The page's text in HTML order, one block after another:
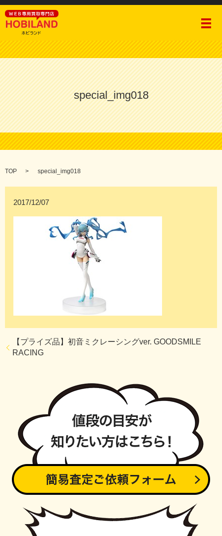
メ
special_img018
TOP special_img018
2017/12/07
【プライズ品】初音ミクレーシングver. GOODSMILE
RACING